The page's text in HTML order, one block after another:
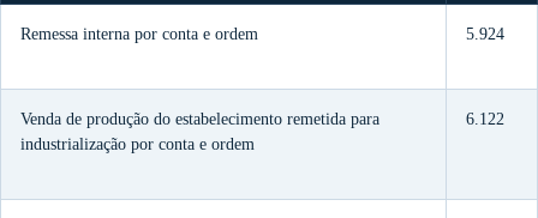
Remessa interna por conta e ordem 5.924
Venda de produção do estabelecimento remetida para
industrialização por conta e ordem
6.122